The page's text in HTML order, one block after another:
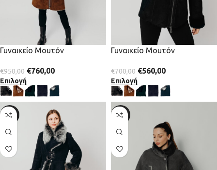
Γυναικείο Μουτόν
€950,00 €760,00
Επιλογή
Γυναικείο Μουτόν
€700,00 €560,00
Επιλογή
-20% -20%